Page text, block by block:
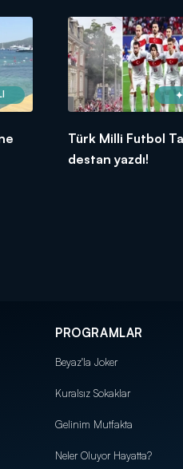
Türk Milli Futbol
destan yazdı!
PROGRAMLAR
Beyaz'la Joker
Kuralsız Sokaklar
Gelinim Mutfakta
Neler Oluyor Hayatta?